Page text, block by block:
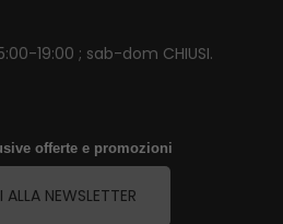
19:00 ; sab-dom CHIUSI.
offerte e promozioni
ALLA NEWSLETTER